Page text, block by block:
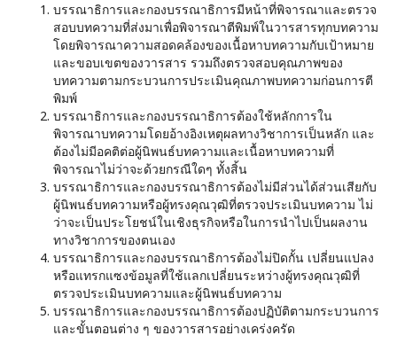
บรรณาธิการและกองบรรณาธิการมีหน้าที่พิจารณาและตรวจ
สอบบทความที่ส่งมาเพื่อพิจารณาตีพิมพ์ในวารสารทุกบทความ
โดยพิจารณาความสอดคล้องของเนื้อหาบทความกับเป้าหมาย
และขอบเขตของวารสาร รวมถึงตรวจสอบคุณภาพของ
บทความตามกระบวนการประเมินคุณภาพบทความก่อนการตี
พิมพ์
บรรณาธิการและกองบรรณาธิการต้องใช้หลักการใน
พิจารณาบทความโดยอ้างอิงเหตุผลทางวิชาการเป็นหลัก และ
ต้องไม่มีอคติต่อผู้นิพนธ์บทความและเนื้อหาบทความที่
พิจารณาไม่ว่าจะด้วยกรณีใดๆ ทั้งสิ้น
บรรณาธิการและกองบรรณาธิการต้องไม่มีส่วนได้ส่วนเสียกับ
ผู้นิพนธ์บทความหรือผู้ทรงคุณวุฒิที่ตรวจประเมินบทความ ไม่
ว่าจะเป็นประโยชน์ในเชิงธุรกิจหรือในการนำไปเป็นผลงาน
ทางวิชาการของตนเอง
บรรณาธิการและกองบรรณาธิการต้องไม่ปิดกั้น เปลี่ยนแปลง
หรือแทรกแซงข้อมูลที่ใช้แลกเปลี่ยนระหว่างผู้ทรงคุณวุฒิที่
ตรวจประเมินบทความและผู้นิพนธ์บทความ
บรรณาธิการและกองบรรณาธิการต้องปฏิบัติตามกระบวนการ
และขั้นตอนต่าง ๆ ของวารสารอย่างเคร่งครัด